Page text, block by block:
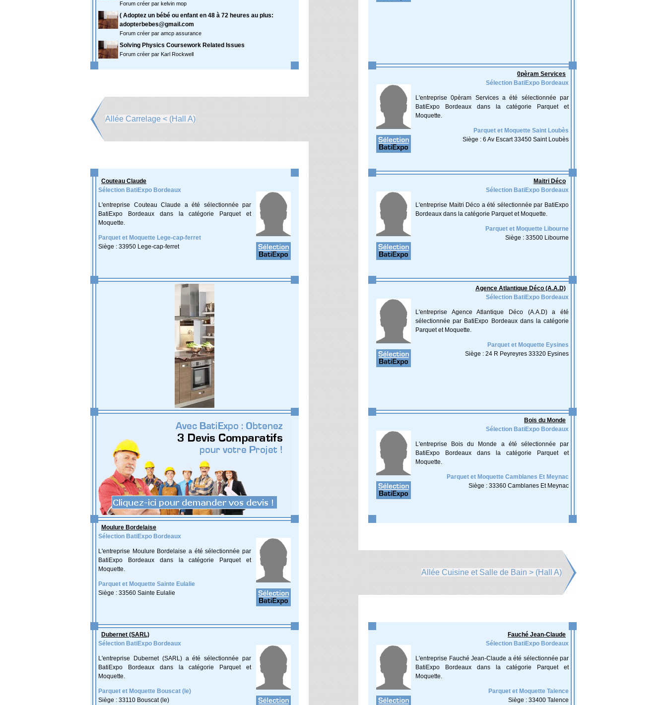
Forum créer par kelvin mop
( Adoptez un bébé ou enfant en 48 à 72 heures au plus:
adopterbebes@gmail.com
Forum créer par amcp assurance
Solving Physics Coursework Related Issues
Forum créer par Karl Rockwell
Allée Carrelage < (Hall A)
0pèram Services
Sélection BatiExpo Bordeaux
L'entreprise 0pèram Services a été sélectionnée par
BatiExpo Bordeaux dans la catégorie Parquet et
Moquette.
Parquet et Moquette Saint Loubès
Siège : 6 Av Escart 33450 Saint Loubès
Couteau Claude
Sélection BatiExpo Bordeaux
L'entreprise Couteau Claude a été sélectionnée par
BatiExpo Bordeaux dans la catégorie Parquet et
Moquette.
Parquet et Moquette Lege-cap-ferret
Siège : 33950 Lege-cap-ferret
Maitri Déco
Sélection BatiExpo Bordeaux
L'entreprise Maitri Déco a été sélectionnée par BatiExpo
Bordeaux dans la catégorie Parquet et Moquette.
Parquet et Moquette Libourne
Siège : 33500 Libourne
Agence Atlantique Déco (A.A.D)
Sélection BatiExpo Bordeaux
L'entreprise Agence Atlantique Déco (A.A.D) a été
sélectionnée par BatiExpo Bordeaux dans la catégorie
Parquet et Moquette.
Parquet et Moquette Eysines
Siège : 24 R Peyreyres 33320 Eysines
Bois du Monde
Sélection BatiExpo Bordeaux
L'entreprise Bois du Monde a été sélectionnée par
BatiExpo Bordeaux dans la catégorie Parquet et
Moquette.
Parquet et Moquette Camblanes Et Meynac
Siège : 33360 Camblanes Et Meynac
Moulure Bordelaise
Sélection BatiExpo Bordeaux
L'entreprise Moulure Bordelaise a été sélectionnée par
BatiExpo Bordeaux dans la catégorie Parquet et
Moquette.
Parquet et Moquette Sainte Eulalie
Siège : 33560 Sainte Eulalie
Allée Cuisine et Salle de Bain > (Hall A)
Dubernet (SARL)
Sélection BatiExpo Bordeaux
L'entreprise Dubernet (SARL) a été sélectionnée par
BatiExpo Bordeaux dans la catégorie Parquet et
Moquette.
Parquet et Moquette Bouscat (le)
Siège : 33110 Bouscat (le)
Fauché Jean-Claude
Sélection BatiExpo Bordeaux
L'entreprise Fauché Jean-Claude a été sélectionnée par
BatiExpo Bordeaux dans la catégorie Parquet et
Moquette.
Parquet et Moquette Talence
Siège : 33400 Talence